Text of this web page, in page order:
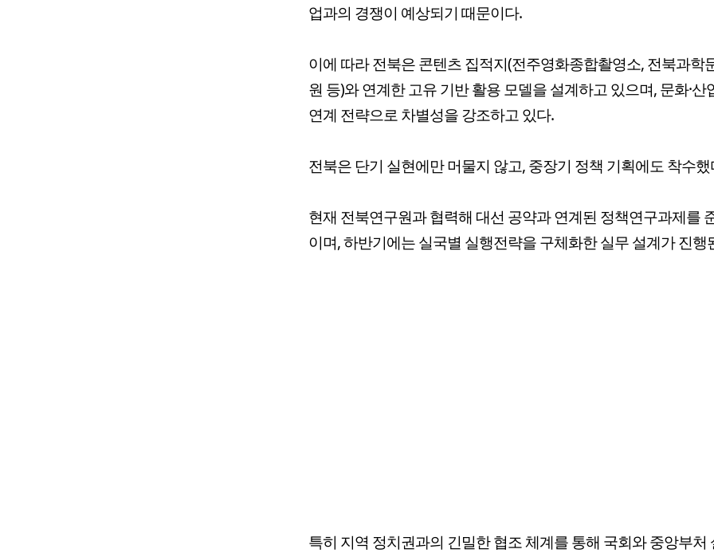
업과의 경쟁이 예상되기 때문이다.
이에 따라 전북은 콘텐츠 집적지(전주영화종합촬영소, 전북과학
원 등)와 연계한 고유 기반 활용 모델을 설계하고 있으며, 문화·산
연계 전략으로 차별성을 강조하고 있다.
전북은 단기 실현에만 머물지 않고, 중장기 정책 기획에도 착수했
현재 전북연구원과 협력해 대선 공약과 연계된 정책연구과제를
이며, 하반기에는 실국별 실행전략을 구체화한 실무 설계가 진행
특히 지역 정치권과의 긴밀한 협조 체계를 통해 국회와 중앙부처